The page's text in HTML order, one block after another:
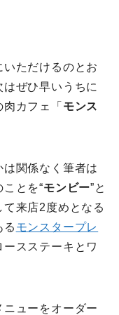
ただけるのとお
ぜひ早いうちに
カフェ「 モンス
関係なく筆者は
とを“モンビー”と
来店2度めとなる
る モンスタープレ
スステーキとワ
ューをオーダー